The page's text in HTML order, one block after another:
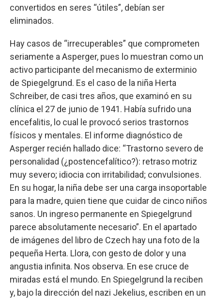
convertidos en seres “útiles”, debían ser
eliminados.
Hay casos de “irrecuperables” que comprometen
seriamente a Asperger, pues lo muestran como un
activo participante del mecanismo de exterminio
de Spiegelgrund. Es el caso de la niña Herta
Schreiber, de casi tres años, que examinó en su
clínica el 27 de junio de 1941. Había sufrido una
encefalitis, lo cual le provocó serios trastornos
físicos y mentales. El informe diagnóstico de
Asperger recién hallado dice: “Trastorno severo de
personalidad (¿postencefalítico?): retraso motriz
muy severo; idiocia con irritabilidad; convulsiones.
En su hogar, la niña debe ser una carga insoportable
para la madre, quien tiene que cuidar de cinco niños
sanos. Un ingreso permanente en Spiegelgrund
parece absolutamente necesario”. En el apartado
de imágenes del libro de Czech hay una foto de la
pequeña Herta. Llora, con gesto de dolor y una
angustia infinita. Nos observa. En ese cruce de
miradas está el mundo. En Spiegelgrund la reciben
y, bajo la dirección del nazi Jekelius, escriben en un